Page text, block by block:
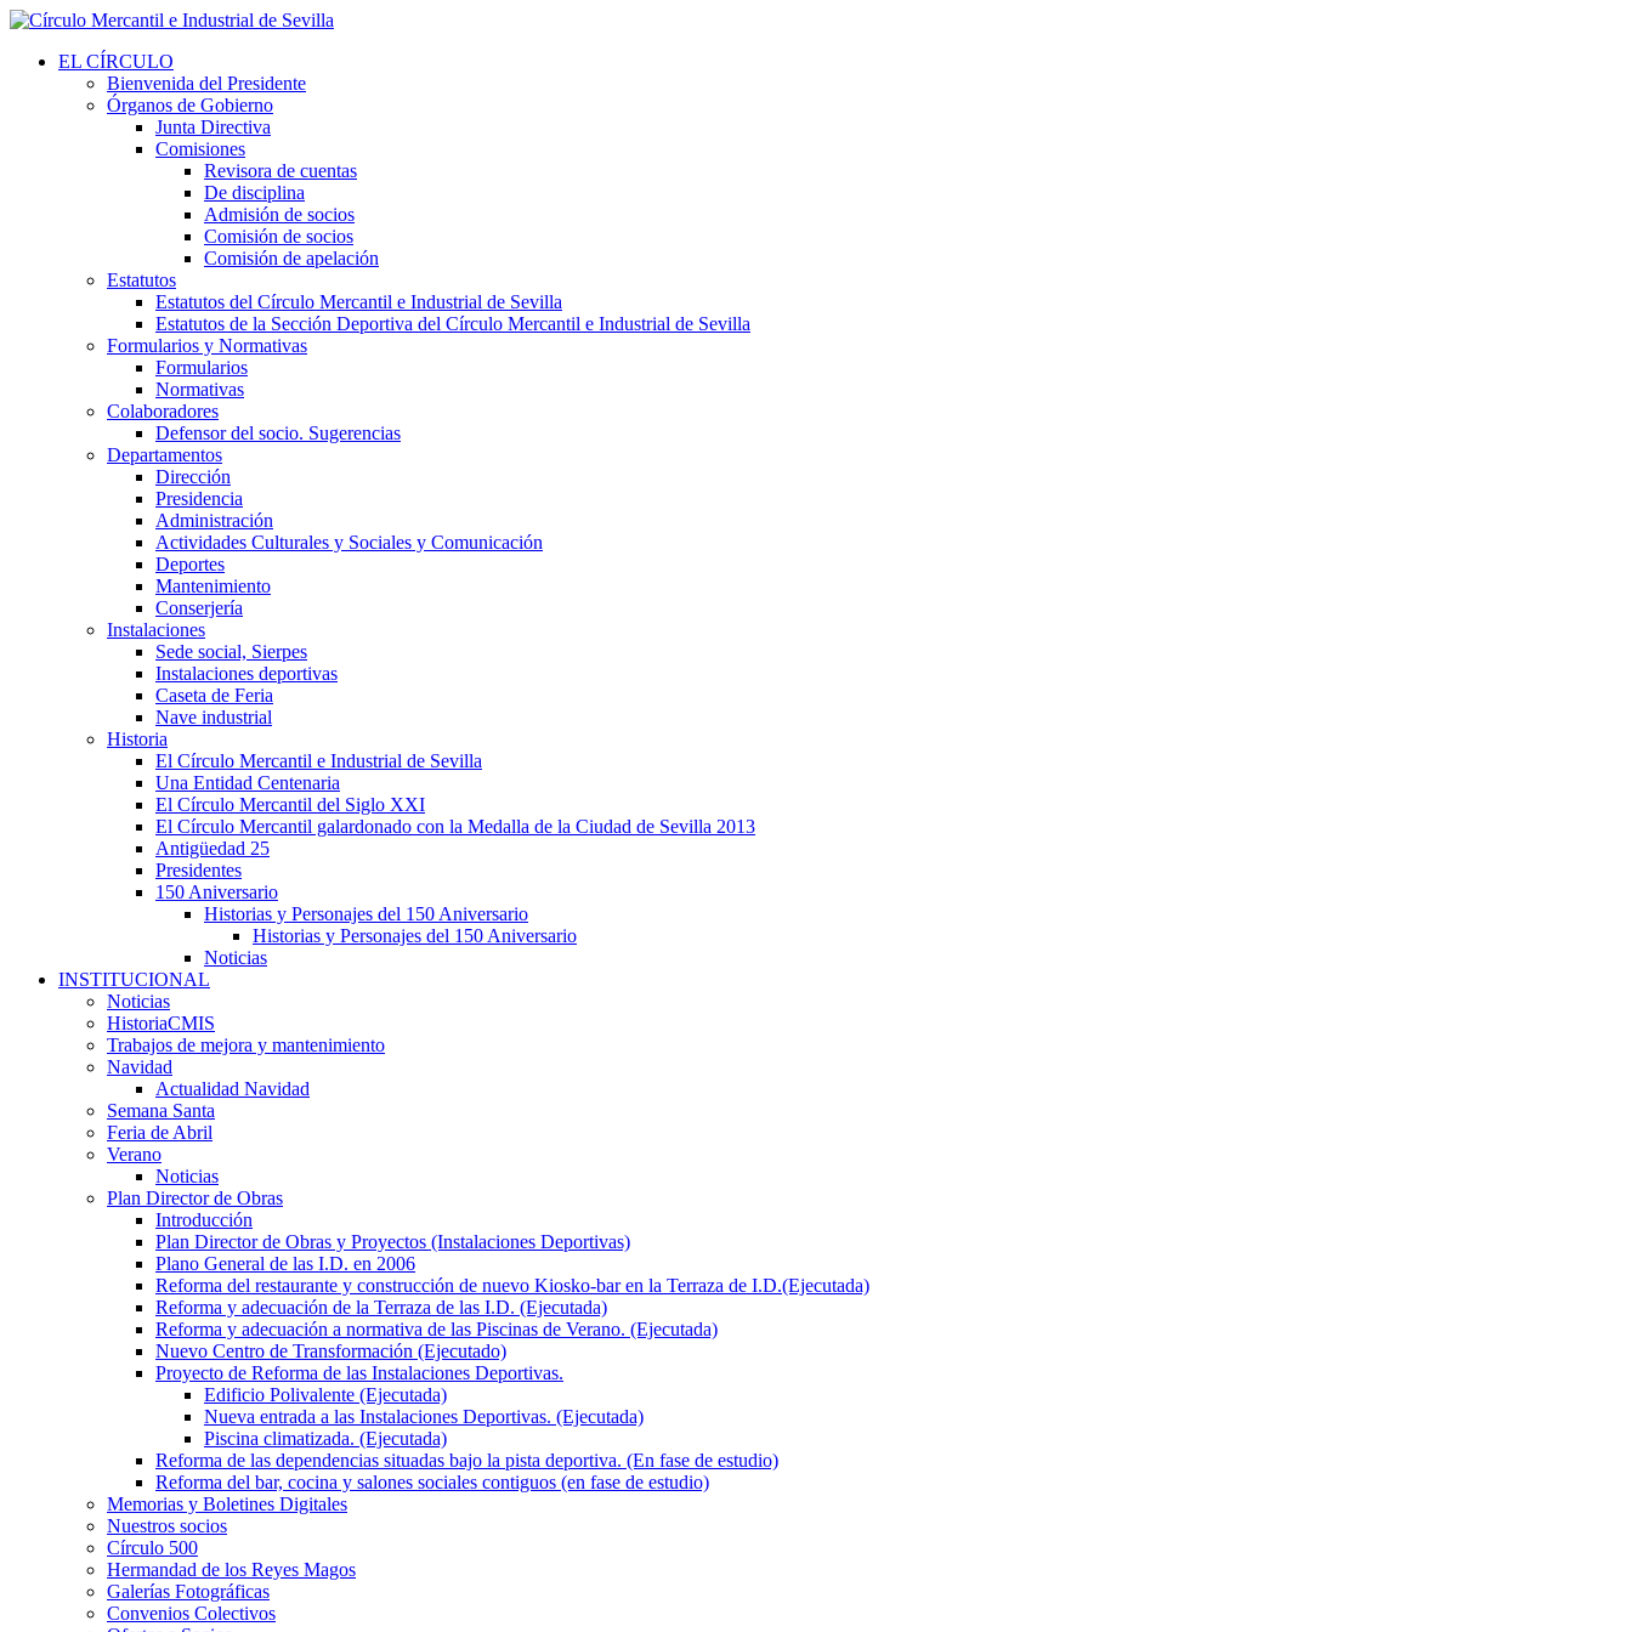
EL CÍRCULO
Bienvenida del Presidente
Órganos de Gobierno
Junta Directiva
Comisiones
Revisora de cuentas
De disciplina
Admisión de socios
Comisión de socios
Comisión de apelación
Estatutos
Estatutos del Círculo Mercantil e Industrial de Sevilla
Estatutos de la Sección Deportiva del Círculo Mercantil e Industrial de Sevilla
Formularios y Normativas
Formularios
Normativas
Colaboradores
Defensor del socio. Sugerencias
Departamentos
Dirección
Presidencia
Administración
Actividades Culturales y Sociales y Comunicación
Deportes
Mantenimiento
Conserjería
Instalaciones
Sede social, Sierpes
Instalaciones deportivas
Caseta de Feria
Nave industrial
Historia
El Círculo Mercantil e Industrial de Sevilla
Una Entidad Centenaria
El Círculo Mercantil del Siglo XXI
El Círculo Mercantil galardonado con la Medalla de la Ciudad de Sevilla 2013
Antigüedad 25
Presidentes
150 Aniversario
Historias y Personajes del 150 Aniversario
Historias y Personajes del 150 Aniversario
Noticias
INSTITUCIONAL
Noticias
HistoriaCMIS
Trabajos de mejora y mantenimiento
Navidad
Actualidad Navidad
Semana Santa
Feria de Abril
Verano
Noticias
Plan Director de Obras
Introducción
Plan Director de Obras y Proyectos (Instalaciones Deportivas)
Plano General de las I.D. en 2006
Reforma del restaurante y construcción de nuevo Kiosko-bar en la Terraza de I.D.(Ejecutada)
Reforma y adecuación de la Terraza de las I.D. (Ejecutada)
Reforma y adecuación a normativa de las Piscinas de Verano. (Ejecutada)
Nuevo Centro de Transformación (Ejecutado)
Proyecto de Reforma de las Instalaciones Deportivas.
Edificio Polivalente (Ejecutada)
Nueva entrada a las Instalaciones Deportivas. (Ejecutada)
Piscina climatizada. (Ejecutada)
Reforma de las dependencias situadas bajo la pista deportiva. (En fase de estudio)
Reforma del bar, cocina y salones sociales contiguos (en fase de estudio)
Memorias y Boletines Digitales
Nuestros socios
Círculo 500
Hermandad de los Reyes Magos
Galerías Fotográficas
Convenios Colectivos